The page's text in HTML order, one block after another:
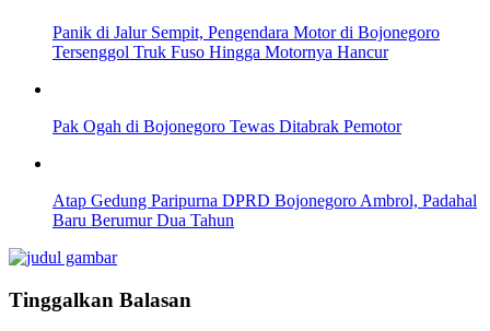
Panik di Jalur Sempit, Pengendara Motor di Bojonegoro
Tersenggol Truk Fuso Hingga Motornya Hancur
Pak Ogah di Bojonegoro Tewas Ditabrak Pemotor
Atap Gedung Paripurna DPRD Bojonegoro Ambrol, Padahal
Baru Berumur Dua Tahun
Tinggalkan Balasan